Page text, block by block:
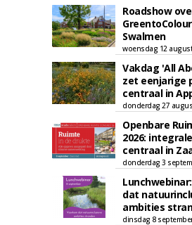
Roadshow
Swalmen
woensdag 12
Vakdag 'All
zet eenjarige
centraal in
donderdag 27
Openbare
2026:
centraal in
donderdag 3
dat
ambities
dinsdag 8